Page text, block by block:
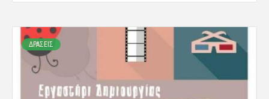
ΔΡΑΣΕΙΣ